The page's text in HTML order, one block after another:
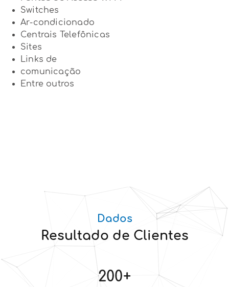
Switches
Ar-condicionado
Centrais Telefônicas
Sites
Links de
comunicação
Entre outros
Dados
Resultado de Clientes
200+